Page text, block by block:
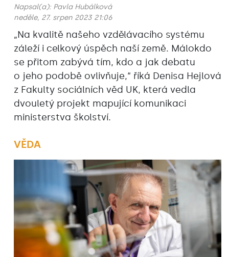
Napsal(a): Pavla Hubálková
neděle, 27. srpen 2023 21:06
„Na kvalitě našeho vzdělávacího systému
záleží i celkový úspěch naší země. Málokdo
se přitom zabývá tím, kdo a jak debatu
o jeho podobě ovlivňuje,“ říká Denisa Hejlová
z Fakulty sociálních věd UK, která vedla
dvouletý projekt mapující komunikaci
ministerstva školství.
VĚDA